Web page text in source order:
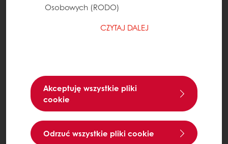
Osobowych (RODO)
CZYTAJ DALEJ
Akceptuję wszystkie pliki
cookie
Odrzuć wszystkie pliki cookie